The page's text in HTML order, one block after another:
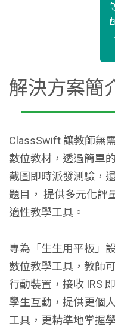
解決方案簡
ClassSwift 讓教師無
數位教材，透過簡單
截圖即時派發測驗，
題目， 提供多元化評
適性教學工具。
專為「生生用平板」
數位教學工具，教師
行動裝置，接收 IRS
學生互動，提供更個
工具，更精準地掌握